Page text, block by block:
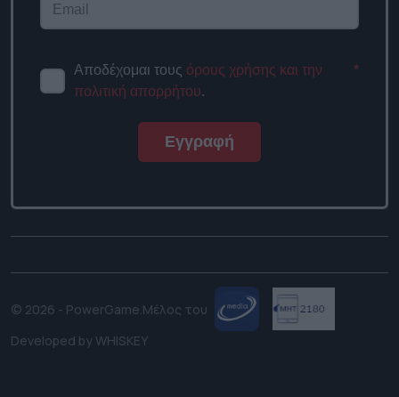
Αποδέχομαι τους όρους χρήσης και την
πολιτική απορρήτου.
*
Εγγραφή
© 2026 - PowerGame. Μέλος του
Developed by WHISKEY